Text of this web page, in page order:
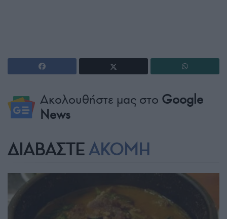
Ακολουθήστε μας στο Google
News
ΔΙΑΒΑΣΤΕ ΑΚΟΜΗ